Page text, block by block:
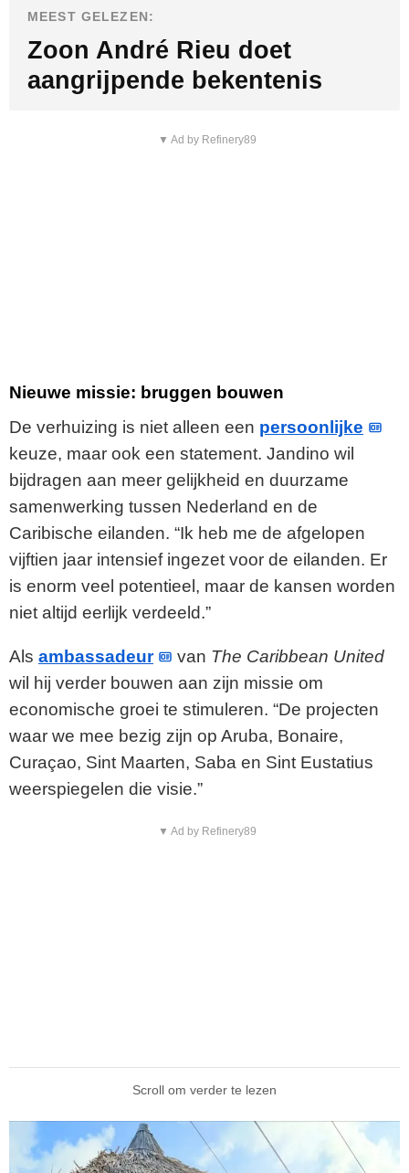
MEEST GELEZEN:
Zoon André Rieu doet
aangrijpende bekentenis
▼ Ad by Refinery89
Nieuwe missie: bruggen bouwen
De verhuizing is niet alleen een persoonlijke
keuze, maar ook een statement. Jandino wil
bijdragen aan meer gelijkheid en duurzame
samenwerking tussen Nederland en de
Caribische eilanden. “Ik heb me de afgelopen
vijftien jaar intensief ingezet voor de eilanden. Er
is enorm veel potentieel, maar de kansen worden
niet altijd eerlijk verdeeld.”
Als ambassadeur van The Caribbean United
wil hij verder bouwen aan zijn missie om
economische groei te stimuleren. “De projecten
waar we mee bezig zijn op Aruba, Bonaire,
Curaçao, Sint Maarten, Saba en Sint Eustatius
weerspiegelen die visie.”
▼ Ad by Refinery89
Scroll om verder te lezen